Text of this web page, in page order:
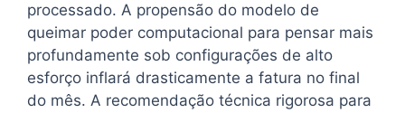
processado. A propensão do modelo de
queimar poder computacional para pensar mais
profundamente sob configurações de alto
esforço inflará drasticamente a fatura no final
do mês. A recomendação técnica rigorosa para